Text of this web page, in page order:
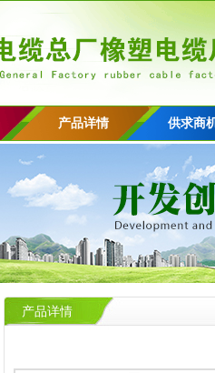
产品详情 供求商
产品详情